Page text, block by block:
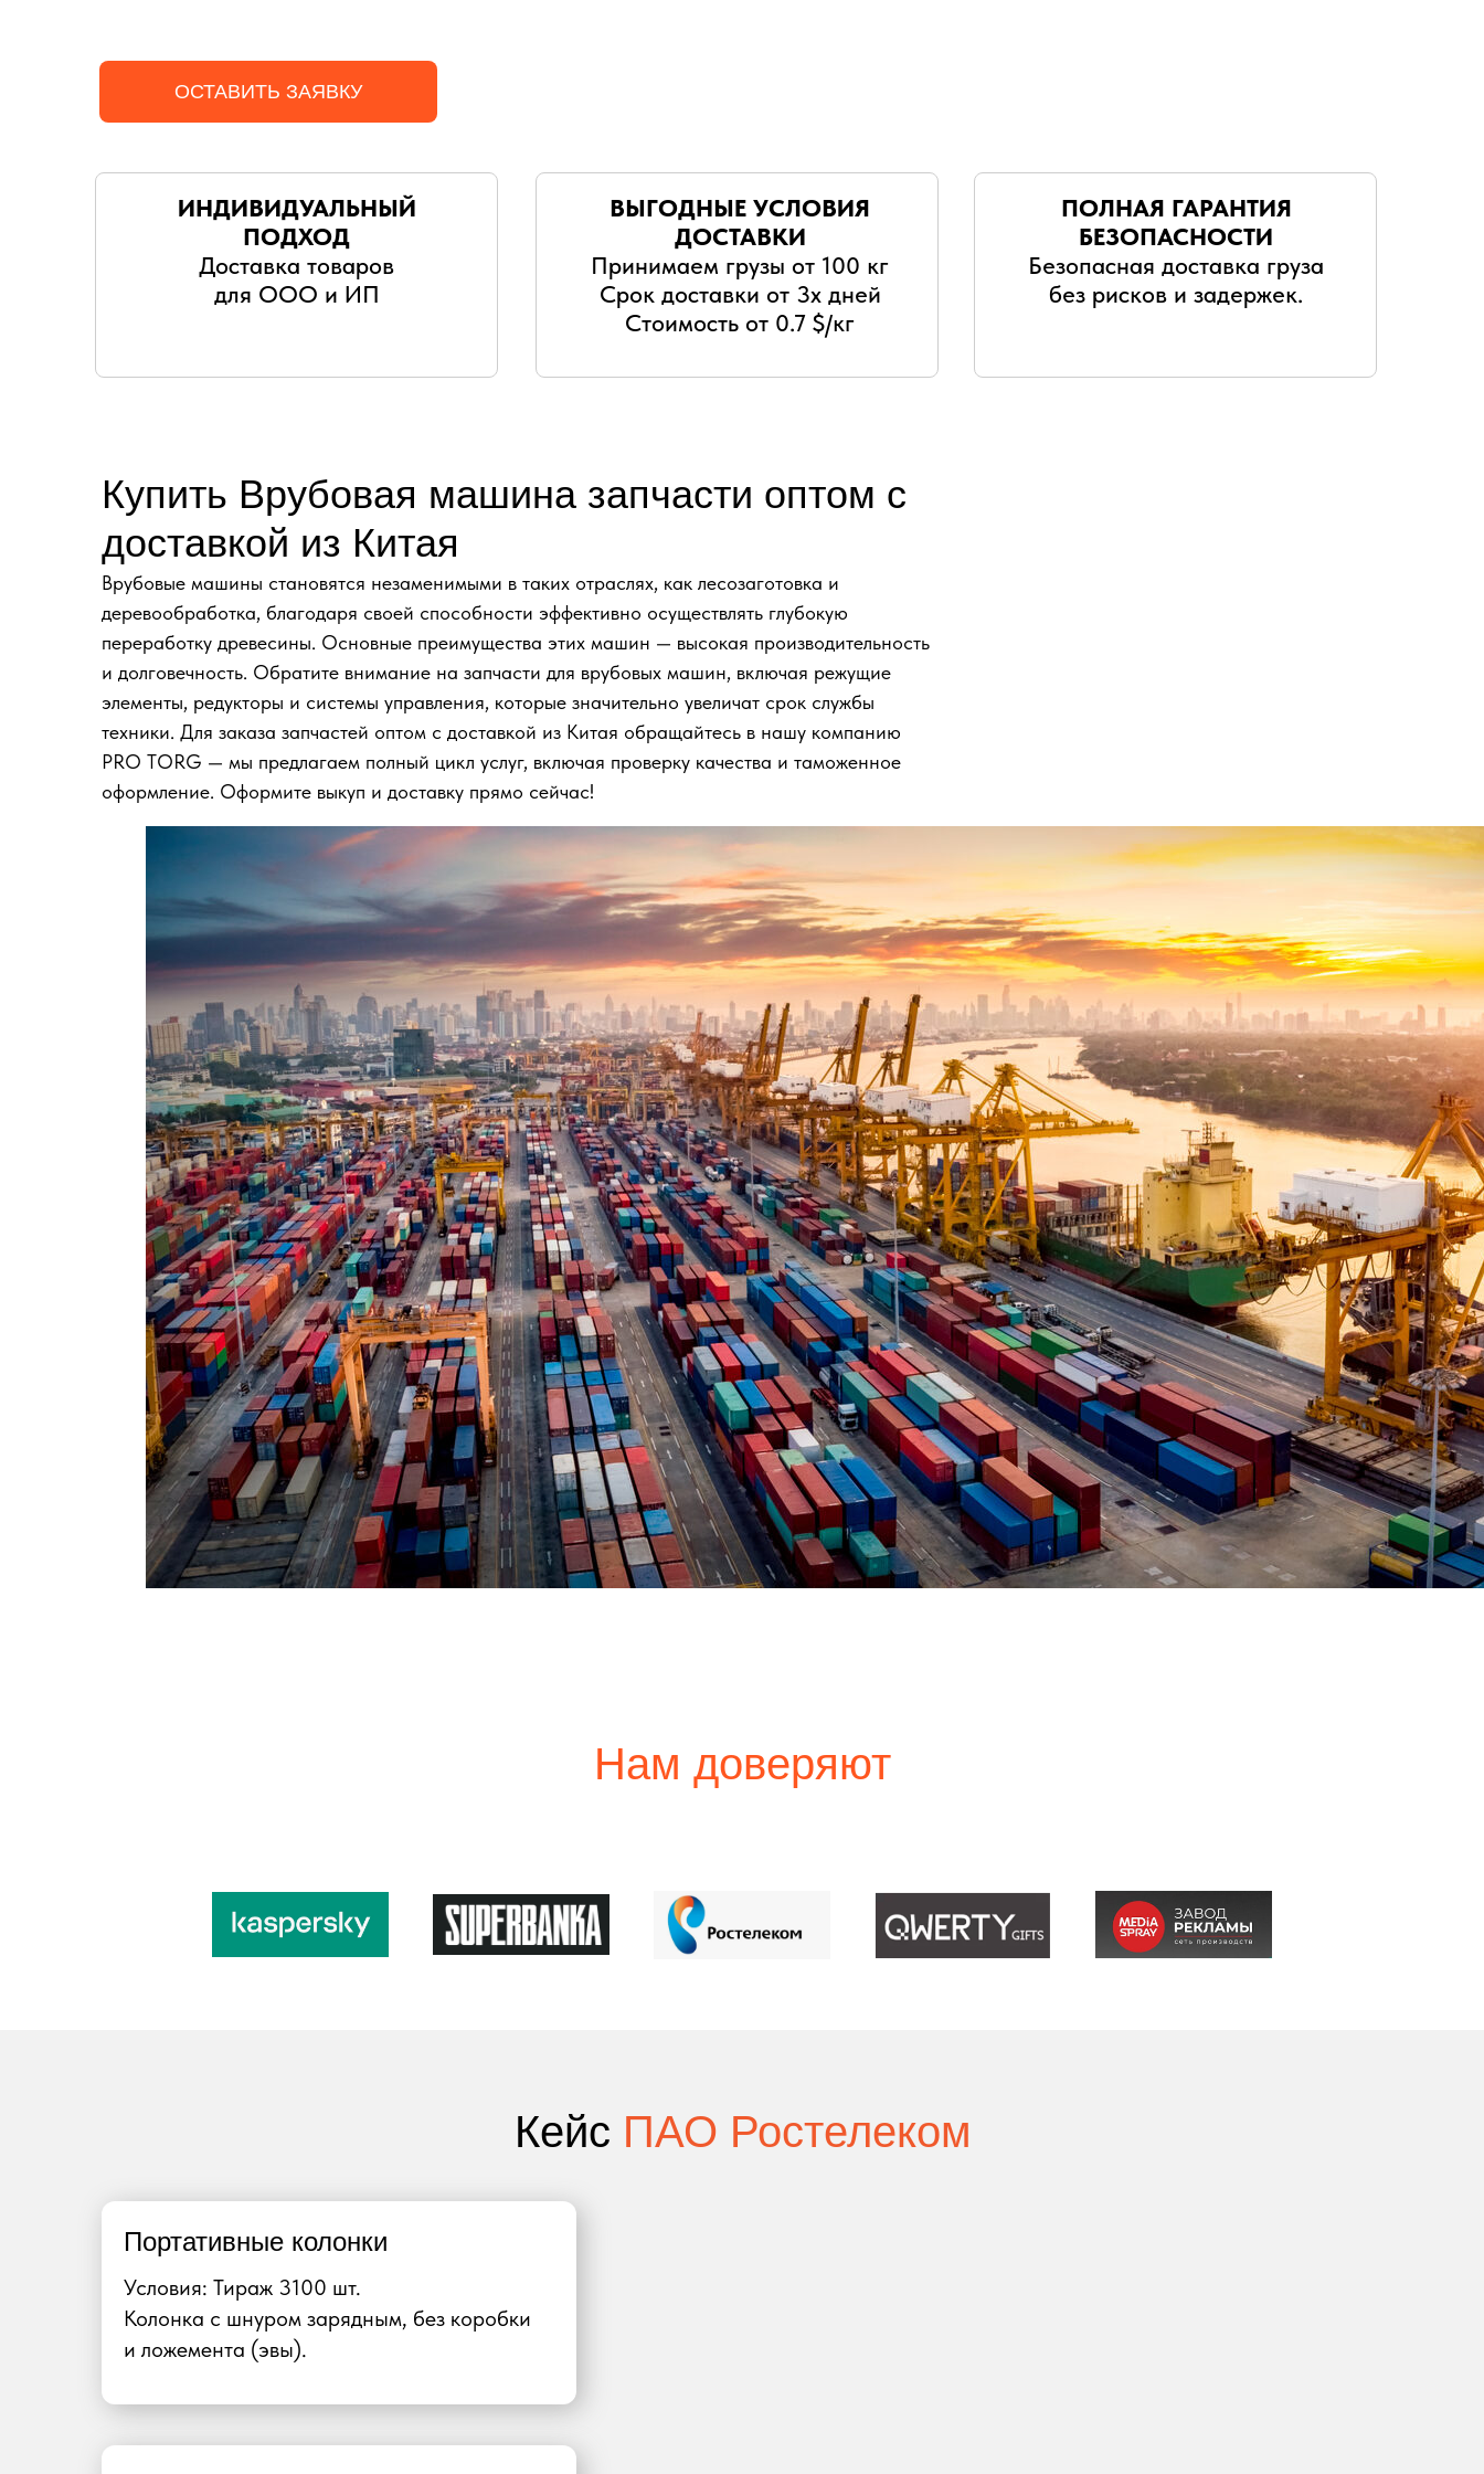
ОСТАВИТЬ ЗАЯВКУ
ВЫГОДНЫЕ УСЛОВИЯ
ДОСТАВКИ
Принимаем грузы от 100 кг
Срок доставки от 3х дней
Стоимость от 0.7 $/кг
ПОЛНАЯ ГАРАНТИЯ
БЕЗОПАСНОСТИ
Безопасная доставка груза
без рисков и задержек.
ИНДИВИДУАЛЬНЫЙ
ПОДХОД
Доставка товаров
для ООО и ИП
Купить Врубовая машина запчасти оптом с
доставкой из Китая
Врубовые машины становятся незаменимыми в таких отраслях, как лесозаготовка и
деревообработка, благодаря своей способности эффективно осуществлять глубокую
переработку древесины. Основные преимущества этих машин — высокая производительность
и долговечность. Обратите внимание на запчасти для врубовых машин, включая режущие
элементы, редукторы и системы управления, которые значительно увеличат срок службы
техники. Для заказа запчастей оптом с доставкой из Китая обращайтесь в нашу компанию
PRO TORG — мы предлагаем полный цикл услуг, включая проверку качества и таможенное
оформление. Оформите выкуп и доставку прямо сейчас!
Нам доверяют
Кейс ПАО Ростелеком
Портативные колонки
Условия: Тираж 3100 шт.
Колонка с шнуром зарядным, без коробки
и ложемента (эвы).